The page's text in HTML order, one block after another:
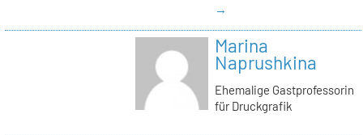
→
Marina
Naprushkina
Ehemalige Gastprofessorin
für Druckgrafik